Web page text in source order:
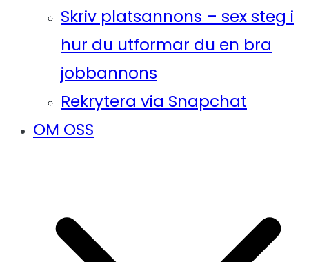
Skriv platsannons – sex steg i
hur du utformar du en bra
jobbannons
Rekrytera via Snapchat
OM OSS